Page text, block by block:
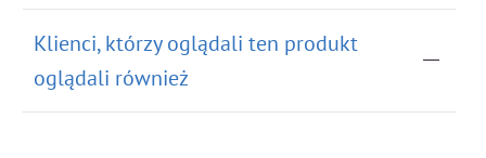
Klienci, którzy oglądali ten produkt
oglądali również